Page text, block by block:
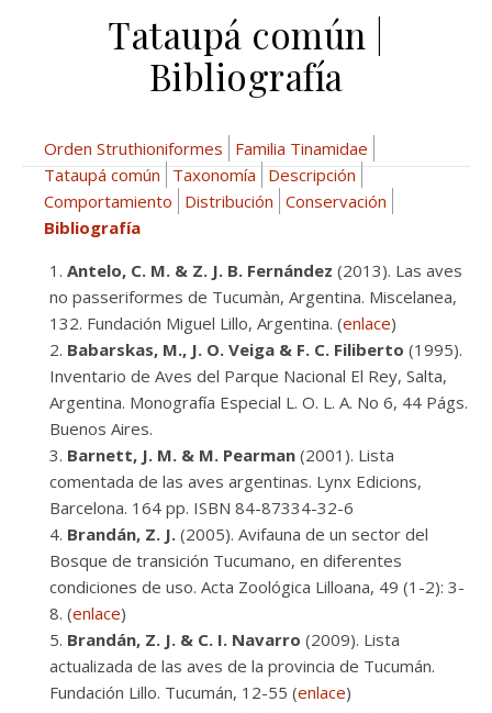
Tataupá común |
Bibliografía
Orden Struthioniformes
Familia Tinamidae
Tataupá común
Taxonomía
Descripción
Comportamiento
Distribución Conservación
Bibliografía
Antelo, C. M. & Z. J. B. Fernández (2013). Las aves
no passeriformes de Tucumàn, Argentina. Miscelanea,
132. Fundación Miguel Lillo, Argentina. (enlace)
Babarskas, M., J. O. Veiga & F. C. Filiberto (1995).
Inventario de Aves del Parque Nacional El Rey, Salta,
Argentina. Monografía Especial L. O. L. A. No 6, 44 Págs.
Buenos Aires.
Barnett, J. M. & M. Pearman (2001). Lista
comentada de las aves argentinas. Lynx Edicions,
Barcelona. 164 pp. ISBN 84-87334-32-6
Brandán, Z. J. (2005). Avifauna de un sector del
Bosque de transición Tucumano, en diferentes
condiciones de uso. Acta Zoológica Lilloana, 49 (1-2): 3-
8. (enlace)
Brandán, Z. J. & C. I. Navarro (2009). Lista
actualizada de las aves de la provincia de Tucumán.
Fundación Lillo. Tucumán, 12-55 (enlace)